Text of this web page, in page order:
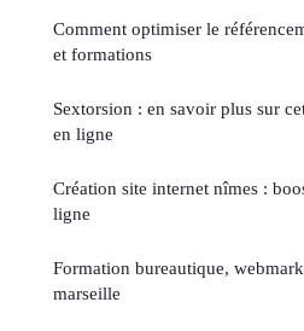
Comment optimiser le
et formations
Sextorsion : en savoir plus sur
en ligne
Création site internet nîmes :
ligne
Formation bureautique,
marseille